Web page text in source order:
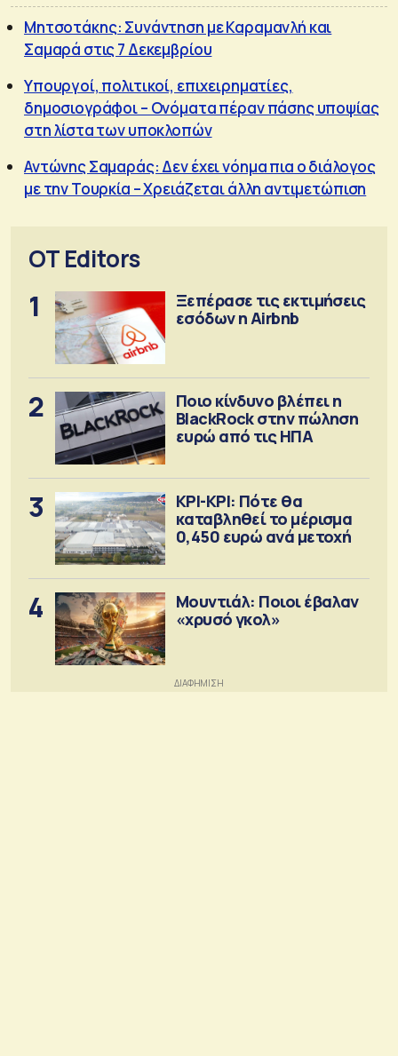
Μητσοτάκης: Συνάντηση με Καραμανλή και
Σαμαρά στις 7 Δεκεμβρίου
Υπουργοί, πολιτικοί, επιχειρηματίες,
δημοσιογράφοι – Ονόματα πέραν πάσης υποψίας
στη λίστα των υποκλοπών
Αντώνης Σαμαράς: Δεν έχει νόημα πια ο διάλογος
με την Τουρκία – Χρειάζεται άλλη αντιμετώπιση
OT Editors
1
Ξεπέρασε τις εκτιμήσεις
εσόδων η Airbnb
2
Ποιο κίνδυνο βλέπει η
BlackRock στην πώληση
ευρώ από τις ΗΠΑ
3
ΚΡΙ-ΚΡΙ: Πότε θα
καταβληθεί το μέρισμα
0,450 ευρώ ανά μετοχή
4
Μουντιάλ: Ποιοι έβαλαν
«χρυσό γκολ»